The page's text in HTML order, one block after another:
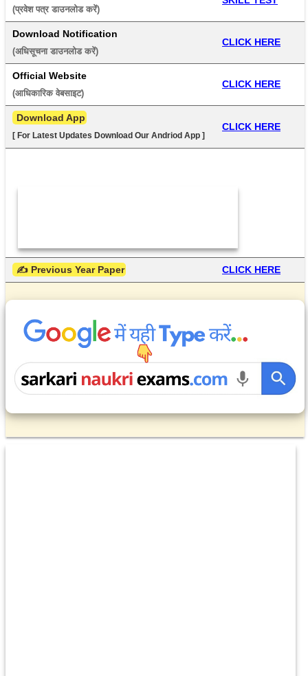
(प्रवेश पत्र डाउनलोड करें)
Download Notification
(अधिसूचना डाउनलोड करें)
CLICK HERE
Official Website
(आधिकारिक वेबसाइट)
CLICK HERE
Download App
[ For Latest Updates Download Our Andriod App ]
CLICK HERE
✍ Previous Year Paper CLICK HERE